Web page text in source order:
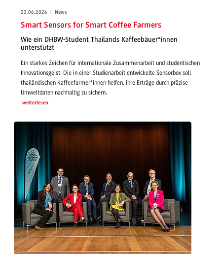
23.06.2026 | News
Smart Sensors for Smart Coffee Farmers
Wie ein DHBW-Student Thailands Kaffeebäuer*innen
unterstützt
Ein starkes Zeichen für internationale Zusammenarbeit und studentischen
Innovationsgeist: Die in einer Studienarbeit entwickelte Sensorbox soll
thailändischen Kaffeefarmer*innen helfen, ihre Erträge durch präzise
Umweltdaten nachhaltig zu sichern.
weiterlesen